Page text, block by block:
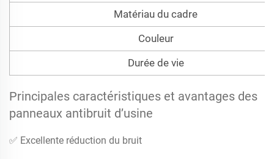
Matériau du cadre
Couleur
Durée de vie
Principales caractéristiques et avantages des
panneaux antibruit d’usine
✅ Excellente réduction du bruit